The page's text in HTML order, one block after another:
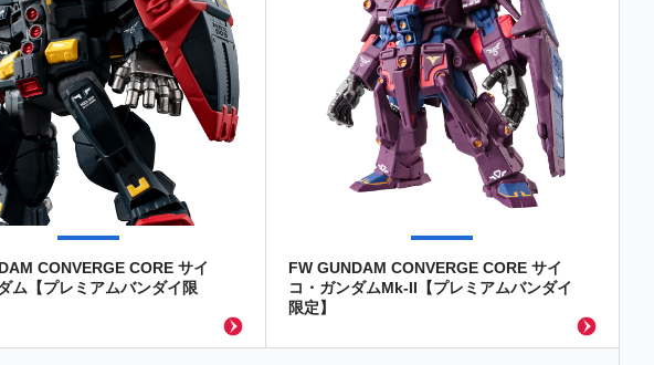
CONVERGE CORE サイ
ム【プレミアムバンダイ限
FW GUNDAM CONVERGE CORE サイ
コ・ガンダムMk-II【プレミアムバンダイ
限定】